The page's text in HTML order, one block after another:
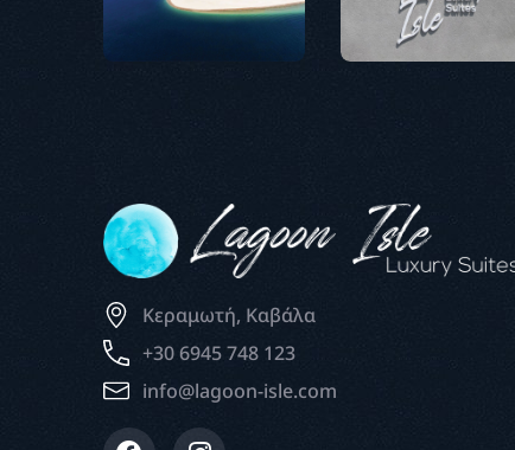
Κεραμωτή, Καβάλα
+30 6945 748 123
info@lagoon-isle.com